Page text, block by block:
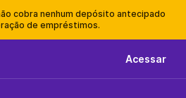
cobra nenhum depósito antecipado
de empréstimos.
Acessar